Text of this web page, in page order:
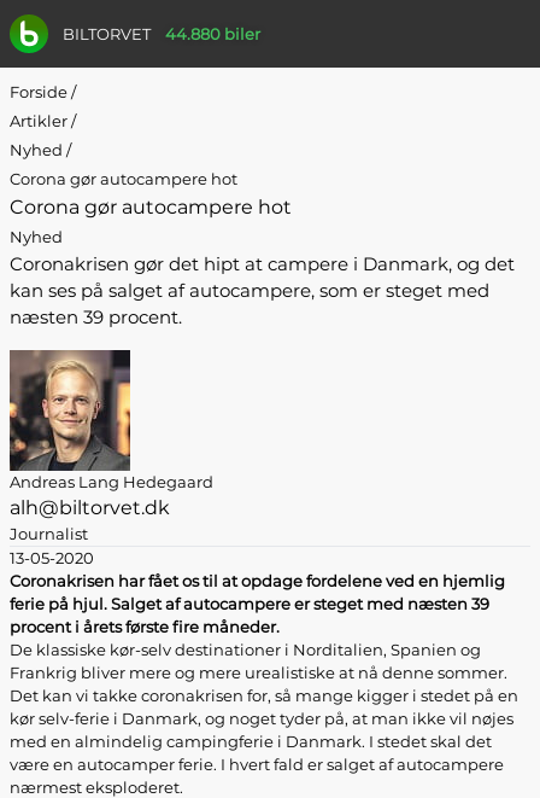
BILTORVET 44.880 biler
Forside/
Artikler/
Nyhed /
Corona gør autocampere hot
Corona gør autocampere hot
Nyhed
Coronakrisen gør det hipt at campere i Danmark, og det
kan ses på salget af autocampere, som er steget med
næsten 39 procent.
Andreas Lang Hedegaard
alh@biltorvet.dk
Journalist
13-05-2020
Coronakrisen har fået os til at opdage fordelene ved en hjemlig
ferie på hjul. Salget af autocampere er steget med næsten 39
procent i årets første fire måneder.
De klassiske kør-selv destinationer i Norditalien, Spanien og
Frankrig bliver mere og mere urealistiske at nå denne sommer.
Det kan vi takke coronakrisen for, så mange kigger i stedet på en
kør selv-ferie i Danmark, og noget tyder på, at man ikke vil nøjes
med en almindelig campingferie i Danmark. I stedet skal det
være en autocamper ferie. I hvert fald er salget af autocampere
nærmest eksploderet.